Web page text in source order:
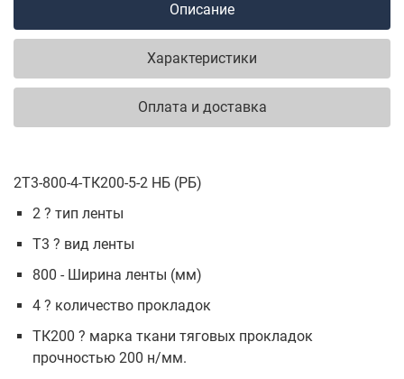
Описание
Характеристики
Оплата и доставка
2Т3-800-4-ТК200-5-2 НБ (РБ)
2 ? тип ленты
Т3 ? вид ленты
800 - Ширина ленты (мм)
4 ? количество прокладок
ТК200 ? марка ткани тяговых прокладок
прочностью 200 н/мм.